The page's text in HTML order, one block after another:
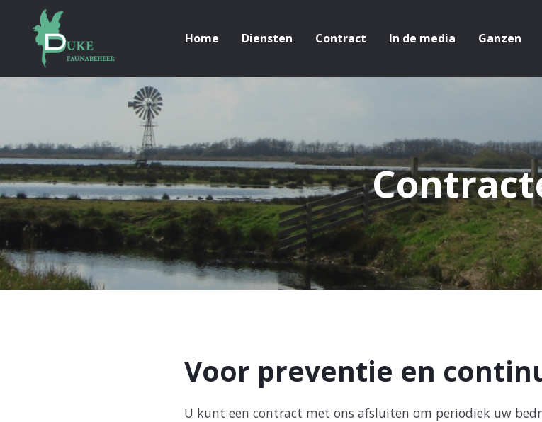
Home Diensten Contract In de media Ganzen
Voor preventie en
U kunt een contract met ons afsluiten om periodiek uw